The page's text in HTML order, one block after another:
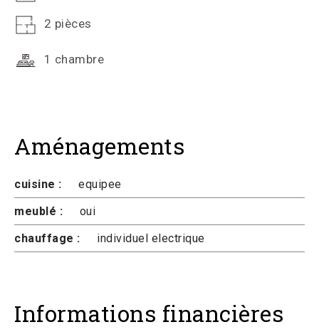
2 pièces
1 chambre
Aménagements
cuisine :
equipee
meublé :
oui
chauffage :
individuel electrique
Informations financières